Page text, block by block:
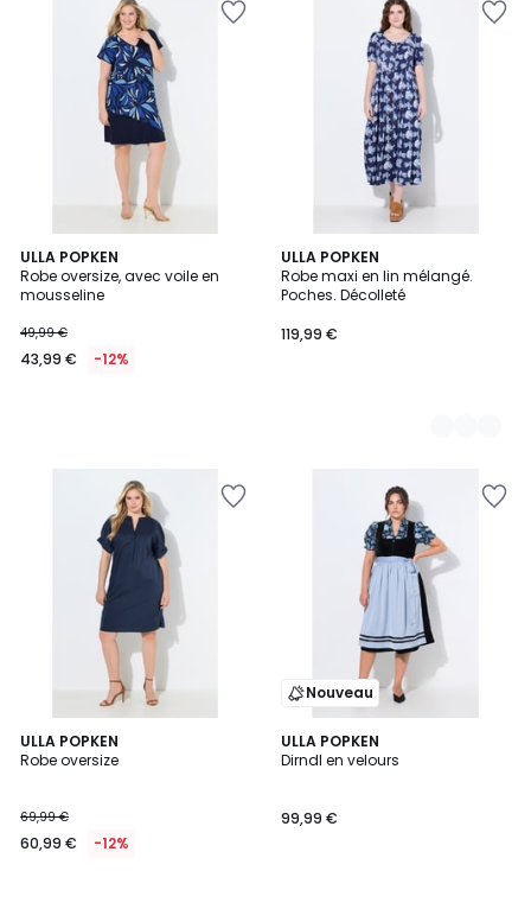
ULLA POPKEN
Robe oversize, avec voile en
mousseline
49,99 €
43,99 € -12%
ULLA POPKEN
Robe maxi en lin mélangé.
Poches. Décolleté
119,99 €
3
Couleurs
ULLA POPKEN
Robe oversize
69,99 €
60,99 € -12%
Nouveau
ULLA POPKEN
Dirndl en velours
99,99 €